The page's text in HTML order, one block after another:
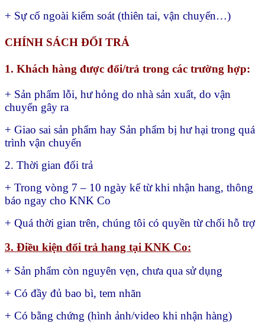
+ Sự cố ngoài kiểm soát (thiên tai, vận chuyển…)
CHÍNH SÁCH ĐỔI TRẢ
1. Khách hàng được đổi/trả trong các trường hợp:
+ Sản phẩm lỗi, hư hỏng do nhà sản xuất, do vận
chuyển gây ra
+ Giao sai sản phẩm hay Sản phẩm bị hư hại trong quá
trình vận chuyển
2. Thời gian đổi trả
+ Trong vòng 7 – 10 ngày kể từ khi nhận hang, thông
báo ngay cho KNK Co
+ Quá thời gian trên, chúng tôi có quyền từ chối hỗ trợ
3. Điều kiện đổi trả hang tại KNK Co:
+ Sản phẩm còn nguyên vẹn, chưa qua sử dụng
+ Có đầy đủ bao bì, tem nhãn
+ Có bằng chứng (hình ảnh/video khi nhận hàng)